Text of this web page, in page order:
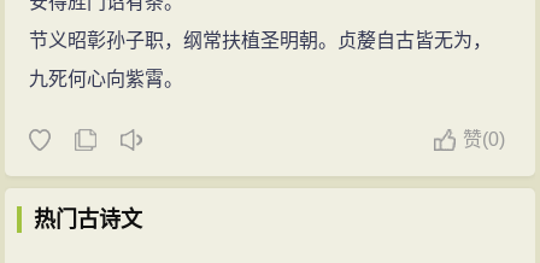
节义昭彰孙子职，纲常扶植圣明朝。贞嫠自古皆无为，
九死何心向紫霄。
赞(0)
热门古诗文